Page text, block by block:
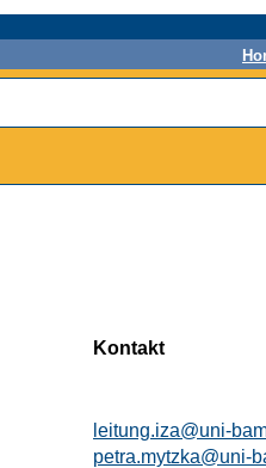
Kontakt
leitung.iza@uni-
petra.mytzka@uni-